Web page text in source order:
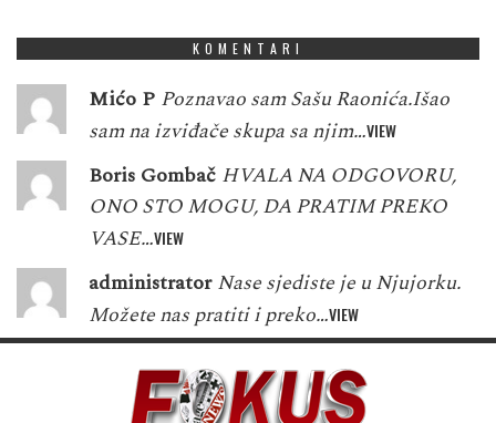
KOMENTARI
Mićo P Poznavao sam Sašu Raonića.Išao
sam na izviđače skupa sa njim…VIEW
Boris Gombač HVALA NA ODGOVORU,
ONO STO MOGU, DA PRATIM PREKO
VASE…VIEW
administrator Nase sjediste je u Njujorku.
Možete nas pratiti i preko…VIEW